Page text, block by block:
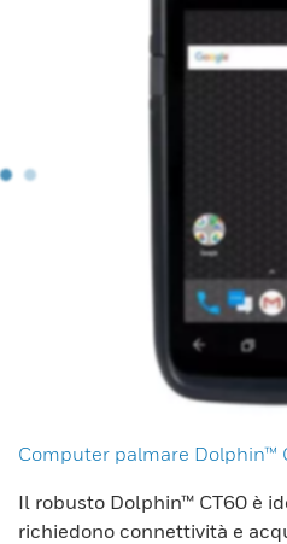
Computer palmare Dolphin™
Il robusto Dolphin™ CT60 è
richiedono connettività e